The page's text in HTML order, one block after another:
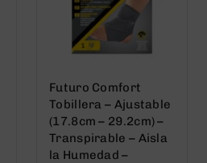
Futuro Comfort
Tobillera – Ajustable
(17.8cm – 29.2cm) –
Transpirable – Aisla
la Humedad –